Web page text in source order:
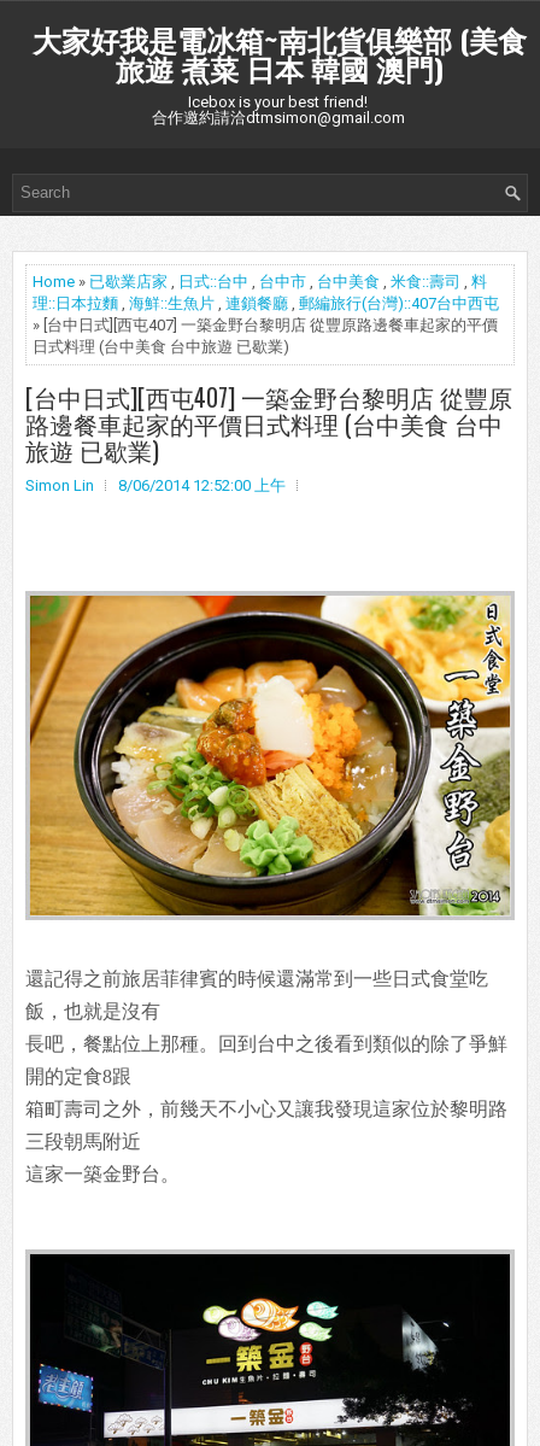
大家好我是電冰箱~南北貨俱樂部 (美食
旅遊 煮菜 日本 韓國 澳門)
Icebox is your best friend!
合作邀約請洽dtmsimon@gmail.com
Home » 已歇業店家 , 日式::台中 , 台中市 , 台中美食 , 米食::壽司 , 料
理::日本拉麵 , 海鮮::生魚片 , 連鎖餐廳 , 郵編旅行(台灣)::407台中西屯
» [台中日式][西屯407] 一築金野台黎明店 從豐原路邊餐車起家的平價
日式料理 (台中美食 台中旅遊 已歇業)
[台中日式][西屯407] 一築金野台黎明店 從豐原
路邊餐車起家的平價日式料理 (台中美食 台中
旅遊 已歇業)
Simon Lin 8/06/2014 12:52:00 上午
還記得之前旅居菲律賓的時候還滿常到一些日式食堂吃
飯，也就是沒有
長吧，餐點位上那種。回到台中之後看到類似的除了爭鮮
開的定食8跟
箱町壽司之外，前幾天不小心又讓我發現這家位於黎明路
三段朝馬附近
這家一築金野台。